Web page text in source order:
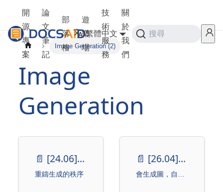
開
源
專
案
論
文
筆
記
部
落
格
遊
樂
場
技
術
服
務
關
於
我
們
繁體中文 搜尋
Image Generation (2)
Image
Generation
📄️ [24.06] MAR
重鑄生成的秩序
📄️ [26.04] Vision Banana